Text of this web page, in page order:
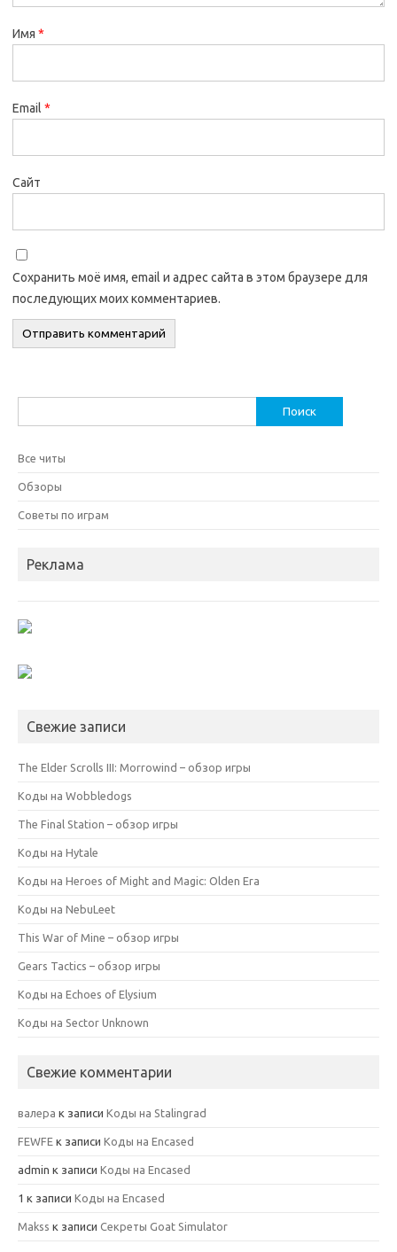
Имя *
Email *
Сайт
Сохранить моё имя, email и адрес сайта в этом браузере для
последующих моих комментариев.
Все читы
Обзоры
Советы по играм
Реклама
Свежие записи
The Elder Scrolls III: Morrowind – обзор игры
Коды на Wobbledogs
The Final Station – обзор игры
Коды на Hytale
Коды на Heroes of Might and Magic: Olden Era
Коды на NebuLeet
This War of Mine – обзор игры
Gears Tactics – обзор игры
Коды на Echoes of Elysium
Коды на Sector Unknown
Свежие комментарии
валера к записи Коды на Stalingrad
FEWFE к записи Коды на Encased
admin к записи Коды на Encased
1 к записи Коды на Encased
Makss к записи Секреты Goat Simulator